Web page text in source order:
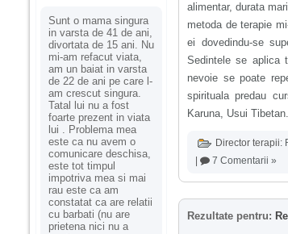
Sunt o mama singura
in varsta de 41 de ani,
divortata de 15 ani. Nu
mi-am refacut viata,
am un baiat in varsta
de 22 de ani pe care l-
am crescut singura.
Tatal lui nu a fost
foarte prezent in viata
lui . Problema mea
este ca nu avem o
comunicare deschisa,
este tot timpul
impotriva mea si mai
rau este ca am
constatat ca are relatii
cu barbati (nu are
prietena nici nu a
alimentar, durata
metoda de terapie
ei dovedindu-se
Sedintele se aplica
nevoie se poate
spirituala predau
Karuna, Usui Tibetan.
Director terapii:
7 Comentarii »
Rezultate pentru: